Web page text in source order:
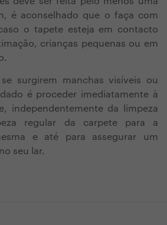
é aconselhado que o faça com
o tapete esteja em contacto
crianças pequenas ou em
surgirem manchas visíveis ou
é proceder imediatamente à
independentemente da limpeza
regular da carpete para a
e até para assegurar um
seu lar.